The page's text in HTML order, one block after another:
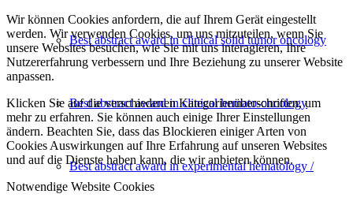
Best abstract award in clinical solid tumor oncology
Best abstract award in clinical hemato-oncology
Best abstract award in experimental hematology /
Wir können Cookies anfordern, die auf Ihrem Gerät eingestellt
werden. Wir verwenden Cookies, um uns mitzuteilen, wenn Sie
unsere Websites besuchen, wie Sie mit uns interagieren, Ihre
Nutzererfahrung verbessern und Ihre Beziehung zu unserer Website
anpassen.
Klicken Sie auf die verschiedenen Kategorienüberschriften, um
mehr zu erfahren. Sie können auch einige Ihrer Einstellungen
ändern. Beachten Sie, dass das Blockieren einiger Arten von
Cookies Auswirkungen auf Ihre Erfahrung auf unseren Websites
und auf die Dienste haben kann, die wir anbieten können.
Notwendige Website Cookies